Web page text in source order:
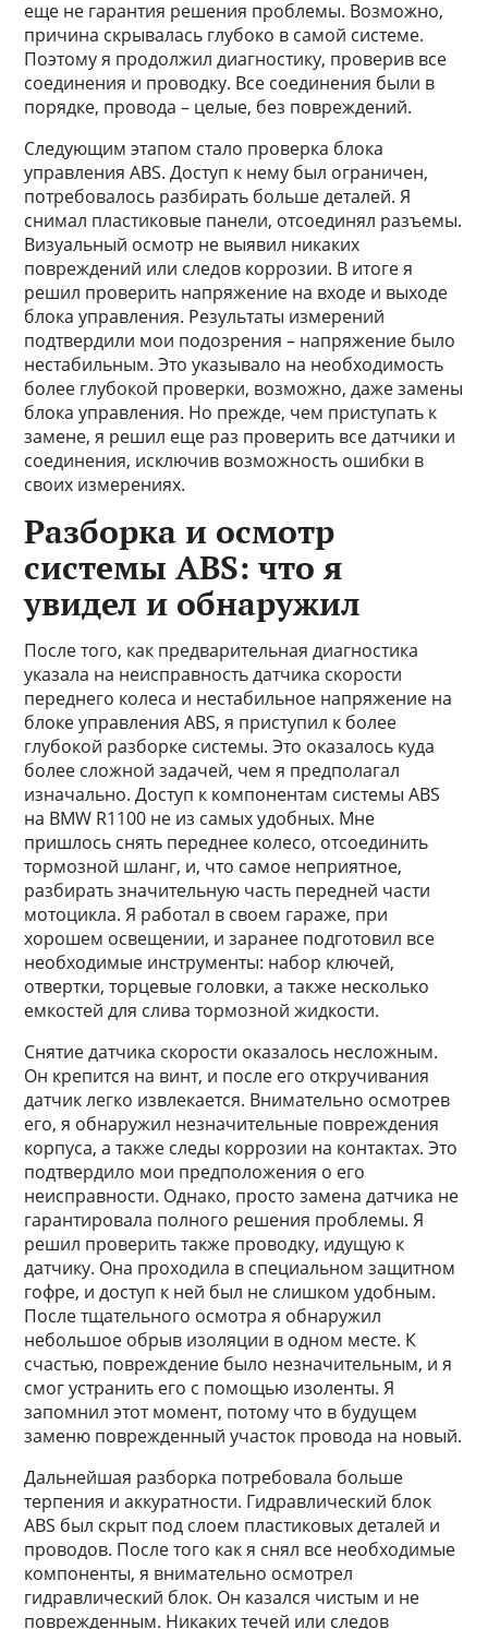
еще не гарантия решения проблемы. Возможно,
причина скрывалась глубоко в самой системе.
Поэтому я продолжил диагностику, проверив все
соединения и проводку. Все соединения были в
порядке, провода – целые, без повреждений.
Следующим этапом стало проверка блока
управления ABS. Доступ к нему был ограничен,
потребовалось разбирать больше деталей. Я
снимал пластиковые панели, отсоединял разъемы.
Визуальный осмотр не выявил никаких
повреждений или следов коррозии. В итоге я
решил проверить напряжение на входе и выходе
блока управления. Результаты измерений
подтвердили мои подозрения – напряжение было
нестабильным. Это указывало на необходимость
более глубокой проверки, возможно, даже замены
блока управления. Но прежде, чем приступать к
замене, я решил еще раз проверить все датчики и
соединения, исключив возможность ошибки в
своих измерениях.
Разборка и осмотр
системы ABS: что я
увидел и обнаружил
После того, как предварительная диагностика
указала на неисправность датчика скорости
переднего колеса и нестабильное напряжение на
блоке управления ABS, я приступил к более
глубокой разборке системы. Это оказалось куда
более сложной задачей, чем я предполагал
изначально. Доступ к компонентам системы ABS
на BMW R1100 не из самых удобных. Мне
пришлось снять переднее колесо, отсоединить
тормозной шланг, и, что самое неприятное,
разбирать значительную часть передней части
мотоцикла. Я работал в своем гараже, при
хорошем освещении, и заранее подготовил все
необходимые инструменты: набор ключей,
отвертки, торцевые головки, а также несколько
емкостей для слива тормозной жидкости.
Снятие датчика скорости оказалось несложным.
Он крепится на винт, и после его откручивания
датчик легко извлекается. Внимательно осмотрев
его, я обнаружил незначительные повреждения
корпуса, а также следы коррозии на контактах. Это
подтвердило мои предположения о его
неисправности. Однако, просто замена датчика не
гарантировала полного решения проблемы. Я
решил проверить также проводку, идущую к
датчику. Она проходила в специальном защитном
гофре, и доступ к ней был не слишком удобным.
После тщательного осмотра я обнаружил
небольшое обрыв изоляции в одном месте. К
счастью, повреждение было незначительным, и я
смог устранить его с помощью изоленты. Я
запомнил этот момент, потому что в будущем
заменю поврежденный участок провода на новый.
Дальнейшая разборка потребовала больше
терпения и аккуратности. Гидравлический блок
ABS был скрыт под слоем пластиковых деталей и
проводов. После того как я снял все необходимые
компоненты, я внимательно осмотрел
гидравлический блок. Он казался чистым и не
поврежденным. Никаких течей или следов